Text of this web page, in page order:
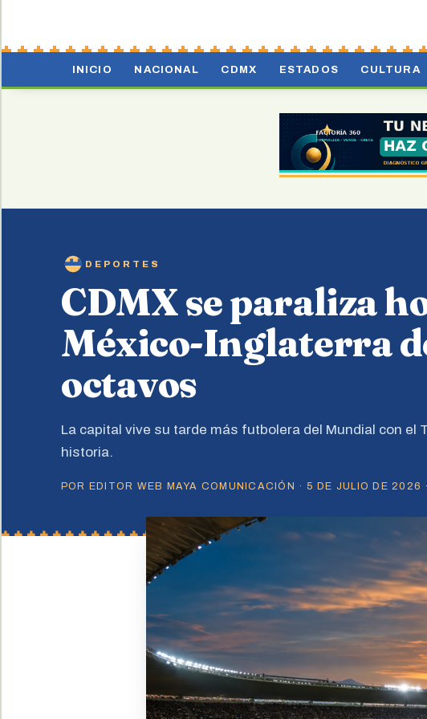
INICIO NACIONAL CDMX ESTADOS CULTURA
DEPORTES
CDMX se paraliza
México-Inglaterra
octavos
La capital vive su tarde más futbolera del Mundial con el
historia.
POR EDITOR WEB MAYA COMUNICACIÓN · 5 DE JULIO DE 2026